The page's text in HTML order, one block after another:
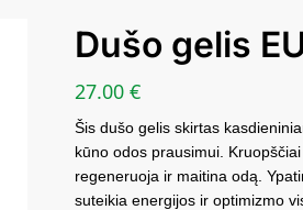
Dušo gelis
27.00€
Šis dušo gelis skirtas
kūno odos prausimui.
regeneruoja ir maitina odą.
suteikia energijos ir optimizmo